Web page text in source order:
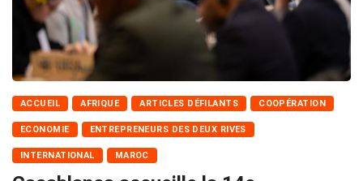
ACCUEIL AFRIQUE ARTICLES DÉFILANTS COOPÉRATION
ECONOMIE ENTREPRENEURS DES DEUX RIVES
INTERNATIONAL MAROC